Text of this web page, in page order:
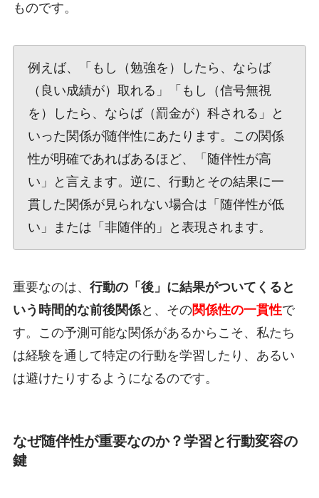
ものです。
例えば、「もし（勉強を）したら、ならば
（良い成績が）取れる」「もし（信号無視
を）したら、ならば（罰金が）科される」と
いった関係が随伴性にあたります。この関係
性が明確であればあるほど、「随伴性が高
い」と言えます。逆に、行動とその結果に一
貫した関係が見られない場合は「随伴性が低
い」または「非随伴的」と表現されます。
重要なのは、 行動の「後」に結果がついてくると
いう時間的な前後関係と、その関係性の一貫性で
す。この予測可能な関係があるからこそ、私たち
は経験を通して特定の行動を学習したり、あるい
は避けたりするようになるのです。
なぜ随伴性が重要なのか？学習と行動変容の
鍵